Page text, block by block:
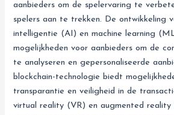
aanbieders om de spelervaring te
spelers aan te trekken. De ontwikkeling
intelligentie (AI) en machine learning
mogelijkheden voor aanbieders om de
te analyseren en gepersonaliseerde
blockchain-technologie biedt
transparantie en veiligheid in de
virtual reality (VR) en augmented reality